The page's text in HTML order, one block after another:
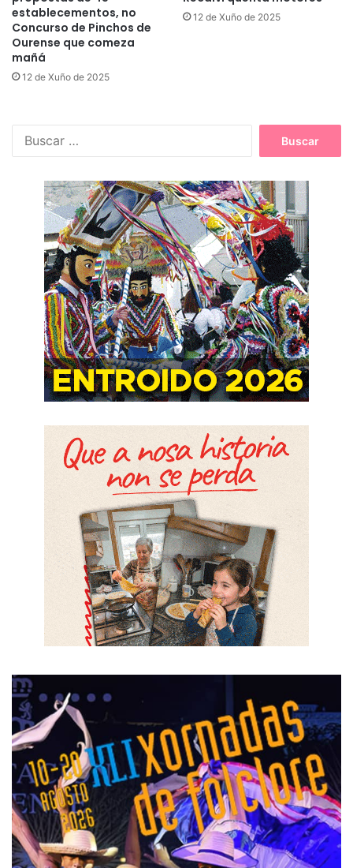
establecementos, no
Concurso de Pinchos de
Ourense que comeza
mañá
12 de Xuño de 2025
12 de Xuño de 2025
c
a
r
: